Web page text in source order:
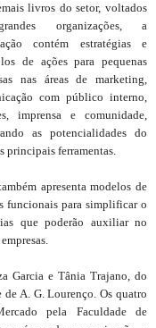
livros do setor, voltados
organizações, a
contém estratégias e
de ações para pequenas
nas áreas de marketing,
com público interno,
imprensa e comunidade,
as potencialidades do
principais ferramentas.
apresenta modelos de
funcionais para simplificar o
que poderão auxiliar no
Garcia e Tânia Trajano, do
A. G. Lourenço. Os quatro
pela Faculdade de